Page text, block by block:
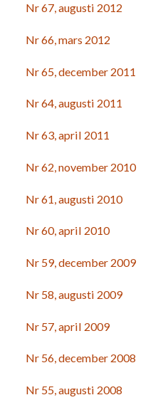
Nr 67, augusti 2012
Nr 66, mars 2012
Nr 65, december 2011
Nr 64, augusti 2011
Nr 63, april 2011
Nr 62, november 2010
Nr 61, augusti 2010
Nr 60, april 2010
Nr 59, december 2009
Nr 58, augusti 2009
Nr 57, april 2009
Nr 56, december 2008
Nr 55, augusti 2008